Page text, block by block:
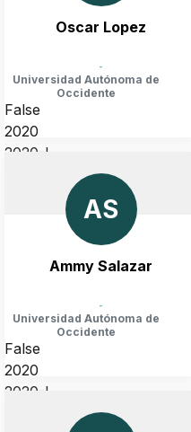
Oscar Lopez
-
Universidad Autónoma de
Occidente
False
2020
2020-I
AS
Ammy Salazar
-
Universidad Autónoma de
Occidente
False
2020
2020-I